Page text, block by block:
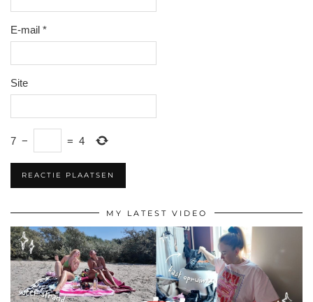
E-mail *
Site
7 − = 4
MY LATEST VIDEO